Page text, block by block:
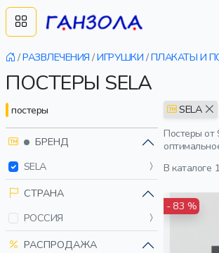
/РАЗВЛЕЧЕНИЯ /ИГРУШКИ /ПЛАКАТЫ И
ПОСТЕРЫ SELA
постеры
БРЕНД
SELA
СТРАНА
РОССИЯ
РАСПРОДАЖА
SELA
Постеры от
В каталоге
- 83 %